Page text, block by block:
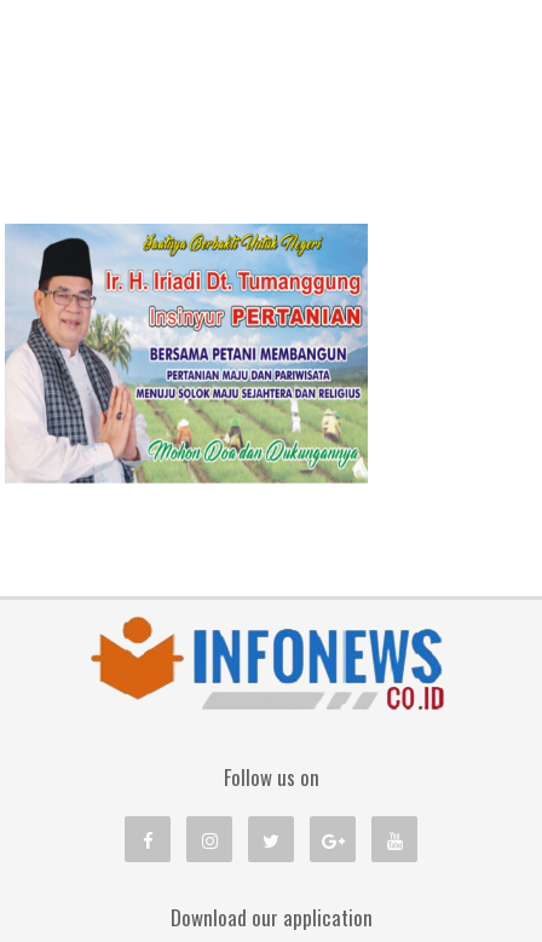
Follow us on
Download our application